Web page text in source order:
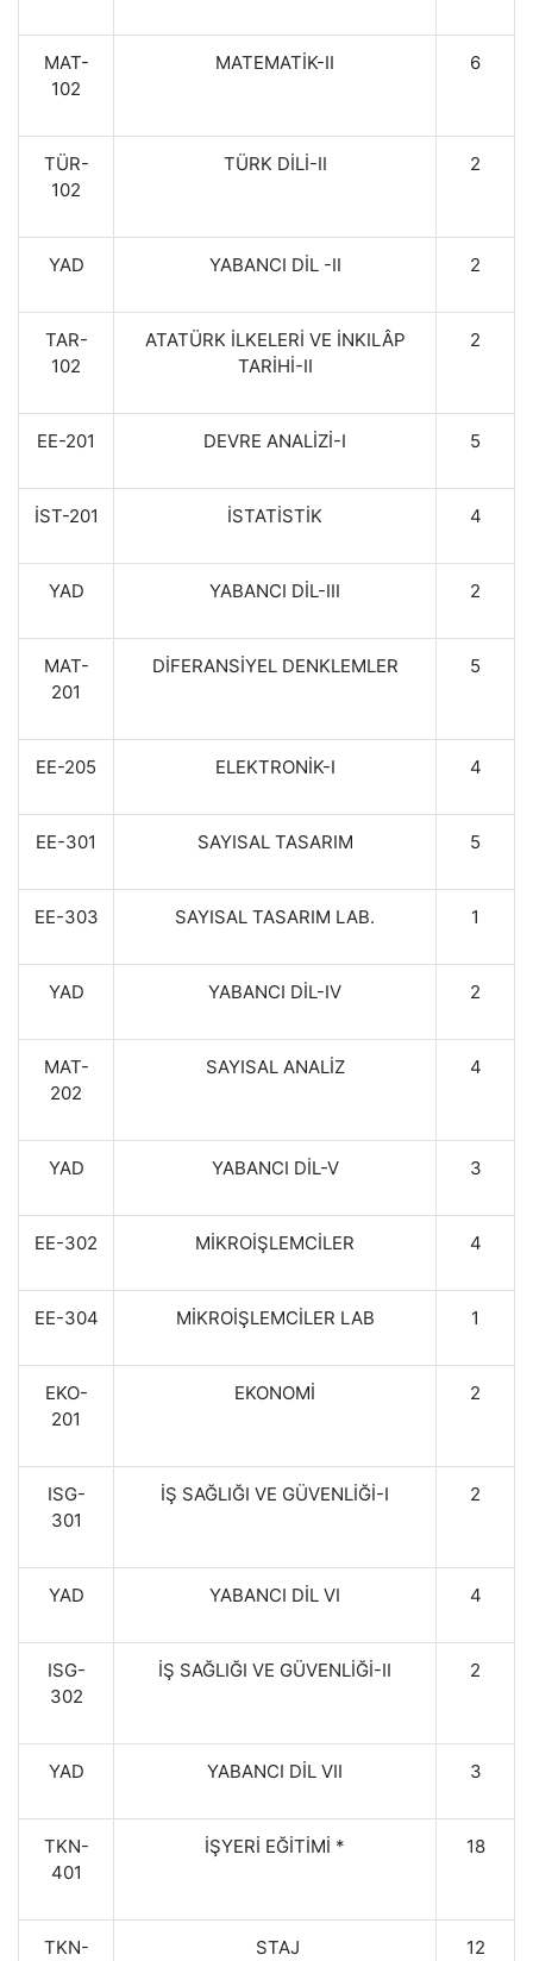
MAT-
102
MATEMATİK-II 6
TÜR-
102
TÜRK DİLİ-II 2
YAD YABANCI DİL -II 2
TAR-
102
ATATÜRK İLKELERİ VE İNKILÂP
TARİHİ-II
2
EE-201 DEVRE ANALİZİ-I 5
İST-201 İSTATİSTİK 4
YAD YABANCI DİL-III 2
MAT-
201
DİFERANSİYEL DENKLEMLER 5
EE-205 ELEKTRONİK-I 4
EE-301 SAYISAL TASARIM 5
EE-303 SAYISAL TASARIM LAB. 1
YAD YABANCI DİL-IV 2
MAT-
202
SAYISAL ANALİZ 4
YAD YABANCI DİL-V 3
EE-302 MİKROİŞLEMCİLER 4
EE-304 MİKROİŞLEMCİLER LAB 1
EKO-
201
EKONOMİ 2
ISG-
301
İŞ SAĞLIĞI VE GÜVENLİĞİ-I 2
YAD YABANCI DİL VI 4
ISG-
302
İŞ SAĞLIĞI VE GÜVENLİĞİ-II 2
YAD YABANCI DİL VII 3
TKN-
401
İŞYERİ EĞİTİMİ * 18
TKN-
STAJ 12